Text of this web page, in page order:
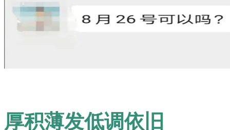
厚积薄发低调依旧